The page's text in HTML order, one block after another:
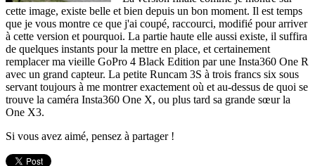
cette image, existe belle et bien depuis un bon moment. Il est temps
que je vous montre ce que j'ai coupé, raccourci, modifié pour arriver
à cette version et pourquoi. La partie haute elle aussi existe, il suffira
de quelques instants pour la mettre en place, et certainement
remplacer ma vieille GoPro 4 Black Edition par une Insta360 One R
avec un grand capteur. La petite Runcam 3S à trois francs six sous
servant toujours à me montrer exactement où et au-dessus de quoi se
trouve la caméra Insta360 One X, ou plus tard sa grande sœur la
One X3.
Si vous avez aimé, pensez à partager !